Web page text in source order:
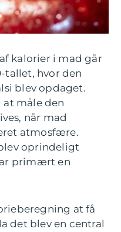
kalorier i mad går
tallet, hvor den
blev opdaget.
at måle den
når mad
atmosfære.
oprindeligt
primært en
at få
det blev en central